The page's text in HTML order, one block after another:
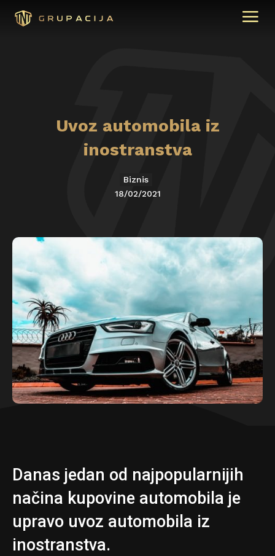
Uvoz automobila iz
inostranstva
Biznis
18/02/2021
Danas jedan od najpopularnijih
načina kupovine automobila je
upravo uvoz automobila iz
inostranstva.